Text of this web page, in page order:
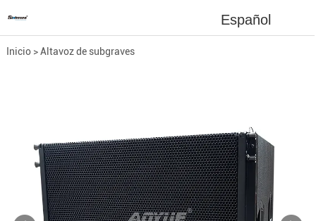
Español
Inicio>Altavoz de subgraves